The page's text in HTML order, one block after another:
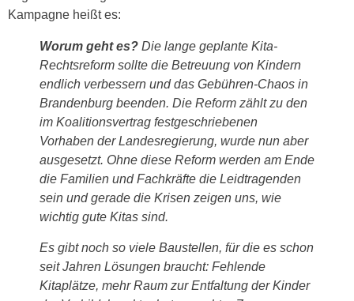
Kampagne heißt es:
Worum geht es? Die lange geplante Kita-
Rechtsreform sollte die Betreuung von Kindern
endlich verbessern und das Gebühren-Chaos in
Brandenburg beenden. Die Reform zählt zu den
im Koalitionsvertrag festgeschriebenen
Vorhaben der Landesregierung, wurde nun aber
ausgesetzt. Ohne diese Reform werden am Ende
die Familien und Fachkräfte die Leidtragenden
sein und gerade die Krisen zeigen uns, wie
wichtig gute Kitas sind.
Es gibt noch so viele Baustellen, für die es schon
seit Jahren Lösungen braucht: Fehlende
Kitaplätze, mehr Raum zur Entfaltung der Kinder